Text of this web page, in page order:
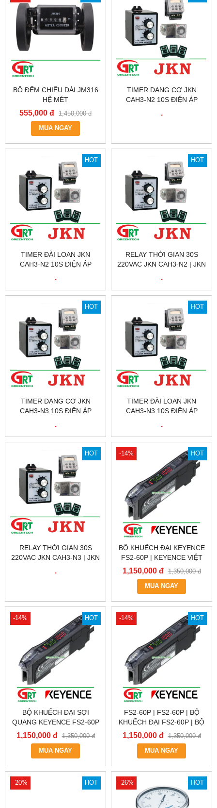
BỘ ĐẾM CHIỀU DÀI JM316
HỆ MÉT
555,000 đ 1,450,000 đ
MUA NGAY
TIMER DẠNG CƠ JKN
CAH3-N2 10S ĐIỆN ÁP
.
HOT
TIMER ĐÀI LOAN JKN
CAH3-N2 10S ĐIỆN ÁP
.
HOT
RELAY THỜI GIAN 30S
220VAC JKN CAH3-N2 | JKN
.
HOT
TIMER DẠNG CƠ JKN
CAH3-N3 10S ĐIỆN ÁP
.
HOT
TIMER ĐÀI LOAN JKN
CAH3-N3 10S ĐIỆN ÁP
.
HOT
RELAY THỜI GIAN 30S
220VAC JKN CAH3-N3 | JKN
.
-14% HOT
BỘ KHUẾCH ĐẠI KEYENCE
FS2-60P | KEYENCE VIỆT
NAM
1,150,000 đ 1,350,000 đ
MUA NGAY
-14% HOT
BỘ KHUẾCH ĐẠI SỢI
QUANG KEYENCE FS2-60P
| FS2-60P | FS2-60P | BỘ
KHUẾCH ĐẠI FS2-60P | BỘ
KHUẾCH ĐẠI KEYENCE
FS2-60P | KEYENCE VIỆT
NAM
1,150,000 đ 1,350,000 đ
MUA NGAY
-14% HOT
FS2-60P | FS2-60P | BỘ
KHUẾCH ĐẠI FS2-60P | BỘ
KHUẾCH ĐẠI KEYENCE
FS2-60P | KEYENCE VIỆT
NAM
1,150,000 đ 1,350,000 đ
MUA NGAY
-20% HOT -26% HOT